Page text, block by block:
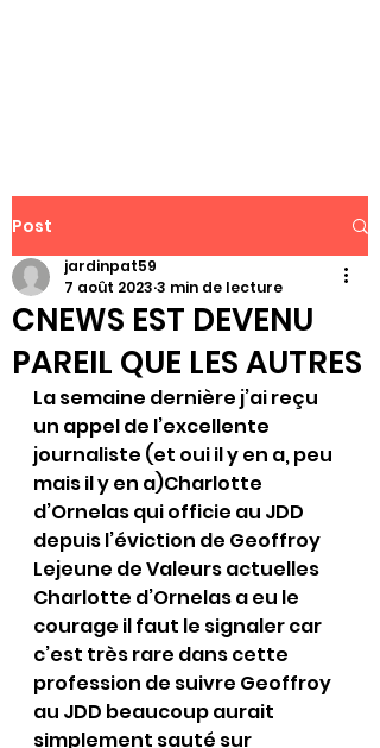
Post
CNEWS EST DEVENU
PAREIL QUE LES AUTRES
jardinpat59
7 août 2023 3 min de lecture
La semaine dernière j’ai reçu
un appel de l’excellente
journaliste (et oui il y en a, peu
mais il y en a)Charlotte
d’Ornelas qui officie au JDD
depuis l’éviction de Geoffroy
Lejeune de Valeurs actuelles
Charlotte d’Ornelas a eu le
courage il faut le signaler car
c’est très rare dans cette
profession de suivre Geoffroy
au JDD beaucoup aurait
simplement sauté sur